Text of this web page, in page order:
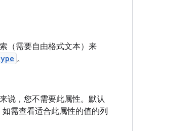
（需要自由格式文本）来
。
说，您不需要此属性。默认
需查看适合此属性的值的列